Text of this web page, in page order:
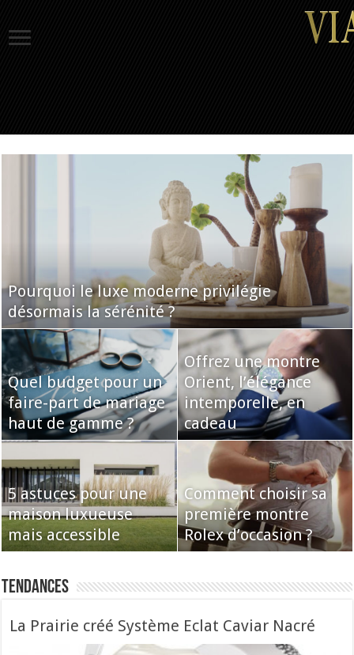
Pourquoi le luxe moderne privilégie
désormais la sérénité ?
Quel budget pour un
faire-part de mariage
haut de gamme ?
Offrez une montre
Orient, l’élégance
intemporelle, en
cadeau
5 astuces pour une
maison luxueuse
mais accessible
Comment choisir sa
première montre
Rolex d’occasion ?
Tendances
La Prairie créé Système Eclat Caviar Nacré